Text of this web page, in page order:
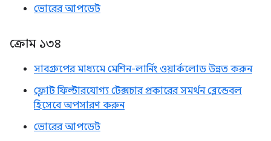
ভোরের আপডেট
ক্রোম ১৩৪
সাবগ্রুপের মাধ্যমে মেশিন-লার্নিং ওয়ার্কলোড উন্নত করুন
ফ্লোট ফিল্টারযোগ্য টেক্সচার প্রকারের সমর্থন ব্লেন্ডেবল
হিসেবে অপসারণ করুন
ভোরের আপডেট